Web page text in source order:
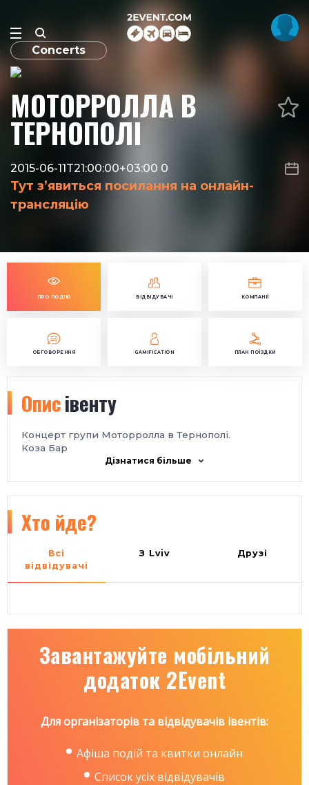
Concerts
МОТОРРОЛЛА В
ТЕРНОПОЛІ
2015-06-11T21:00:00+03:00 0
Тут з’явиться посилання на онлайн-
трансляцію
ПРО ПОДІЮ ВІДВІДУВАЧІ КОМПАНІЇ
ОБГОВОРЕННЯ GAMIFICATION ПЛАН ПОЇЗДКИ
Описівенту
Концерт групи Моторролла в Тернополі.
Коза Бар
Дізнатися більше
Хто йде?
Всі
відвідувачі
З Lviv Друзі
Завантажуйте мобільний
додаток 2Event
Для організаторів та відвідувачів івентів:
Афіша подій та квитки онлайн
Список усіх відвідувачів